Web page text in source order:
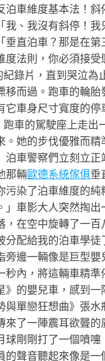
車維度基本法！
、我沒有斜停！
垂直泊車？那是在
法則，你必須接受
錄片，直到哭泣
而過。跑車的輪
車身尺寸寬度的
車的駕駛座上走
。她的步伐優雅而精
車警察們立刻立
那輛歐德系統傢俱垂
污染了泊車維度的
車影大人突然掏
在空中旋轉了一
配給我的泊車學徒
邊一輛像是巨型
內，將這輛車精
的嬰兒車，感到
單戀狂想曲》張
了一陣震耳欲聾
剛剛打了一個噴
聲音聽起來像是